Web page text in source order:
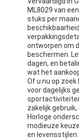
ML8029 van
stuks per
ontworpen om
beschermen.
dagen, en
wat het
Of u nu op
voor dagelijks
zakelijk gebruik,
Horloge
modieuze
en levensstijlen.